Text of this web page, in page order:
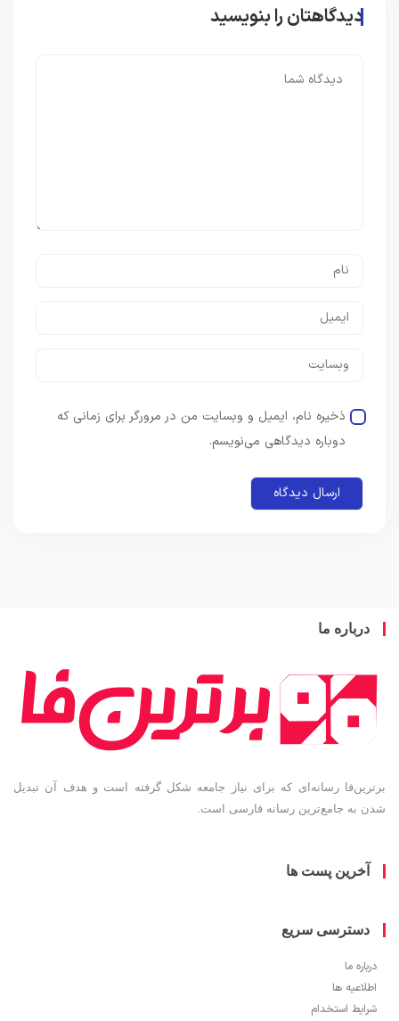
دیدگاهتان را بنویسید
ذخیره نام، ایمیل و وبسایت من در مرورگر برای زمانی که
دوباره دیدگاهی می‌نویسم.
ما
رسانه‌ای که برای نیاز جامعه شکل گرفته است و هدف آن تبدیل
جامع‌ترین رسانه فارسی است.
پست ها
سریع
ها
استخدام